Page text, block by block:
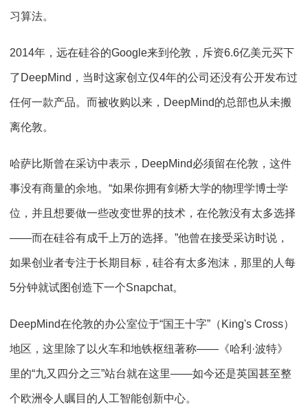
习算法。
2014年，远在硅谷的Google来到伦敦，斥资6.6亿美元买下
了DeepMind，当时这家创立仅4年的公司还没有公开发布过
任何一款产品。而被收购以来，DeepMind的总部也从未搬
离伦敦。
哈萨比斯曾在采访中表示，DeepMind必须留在伦敦，这件
事没有商量的余地。“如果你拥有剑桥大学的物理学博士学
位，并且想要做一些改变世界的技术，在伦敦没有太多选择
——而在硅谷有成千上万的选择。”他曾在接受采访时说，
如果创业者专注于长期目标，硅谷有太多泡沫，那里的人每
5分钟就试图创造下一个Snapchat。
DeepMind在伦敦的办公室位于“国王十字”（King's Cross）
地区，这里除了以火车和地铁枢纽著称——《哈利·波特》
里的“九又四分之三”站台就在这里——如今还是英国甚至整
个欧洲令人瞩目的人工智能创新中心。